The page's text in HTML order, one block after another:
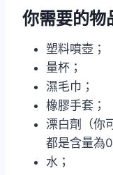
你需要的物
塑料噴壺；
量杯；
濕毛巾；
橡膠手套；
漂白劑（你
都是含量為
水；